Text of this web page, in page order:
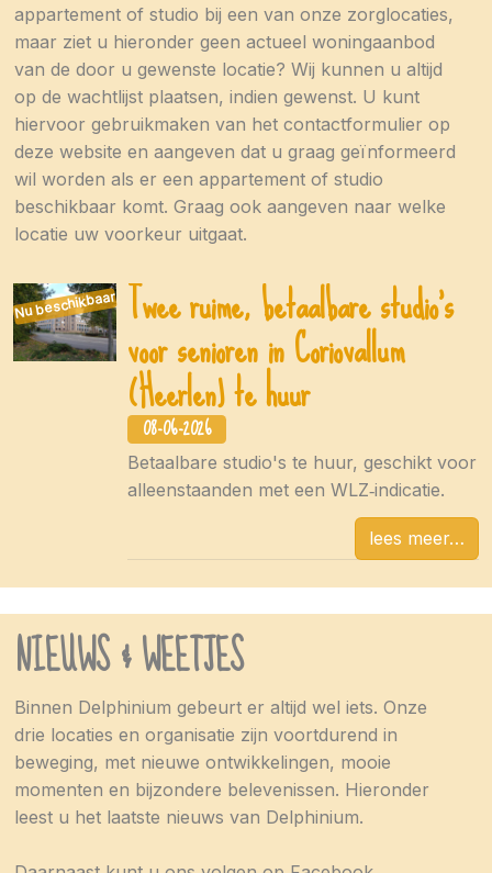
appartement of studio bij een van onze zorglocaties,
maar ziet u hieronder geen actueel woningaanbod
van de door u gewenste locatie? Wij kunnen u altijd
op de wachtlijst plaatsen, indien gewenst. U kunt
hiervoor gebruikmaken van het contactformulier op
deze website en aangeven dat u graag geïnformeerd
wil worden als er een appartement of studio
beschikbaar komt. Graag ook aangeven naar welke
locatie uw voorkeur uitgaat.
Nu beschikbaar Twee ruime, betaalbare studio’s
voor senioren in Coriovallum
(Heerlen) te huur
08-06-2026
Betaalbare studio's te huur, geschikt voor
alleenstaanden met een WLZ‑indicatie.
lees meer
NIEUWS & WEETJES
Binnen Delphinium gebeurt er altijd wel iets. Onze
drie locaties en organisatie zijn voortdurend in
beweging, met nieuwe ontwikkelingen, mooie
momenten en bijzondere belevenissen. Hieronder
leest u het laatste nieuws van Delphinium.